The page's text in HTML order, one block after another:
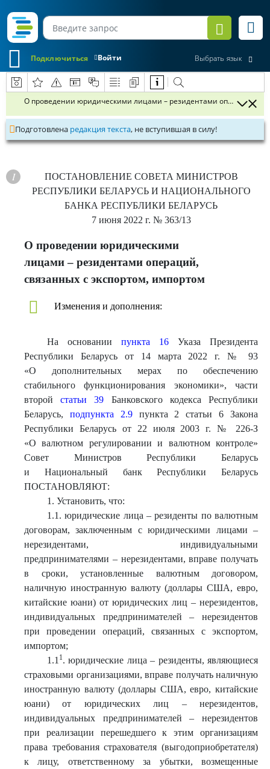
Войти
Подключиться Выбрать язык
О проведении юридическими лицами – резидентами операций,
Подготовлена редакция текста, не вступившая в силу!
ПОСТАНОВЛЕНИЕ СОВЕТА МИНИСТРОВ
РЕСПУБЛИКИ БЕЛАРУСЬ И НАЦИОНАЛЬНОГО
БАНКА РЕСПУБЛИКИ БЕЛАРУСЬ
7 июня 2022 г. № 363/13
О проведении юридическими
лицами – резидентами операций,
связанных с экспортом, импортом
Изменения и дополнения:
На основании пункта 16Указа Президента
Республики Беларусь от 14 марта 2022 г. № 93
«О дополнительных мерах по обеспечению
стабильного функционирования экономики», части
второйстатьи 39 Банковского кодекса Республики
Беларусь, подпункта 2.9пункта 2 статьи 6 Закона
Республики Беларусь от 22 июля 2003 г. № 226-З
«О валютном регулировании и валютном контроле»
Совет Министров Республики Беларусь
и Национальный банк Республики Беларусь
ПОСТАНОВЛЯЮТ:
1. Установить, что:
1.1. юридические лица – резиденты по валютным
договорам, заключенным с юридическими лицами –
нерезидентами, индивидуальными
предпринимателями – нерезидентами, вправе получать
в сроки, установленные валютным договором,
наличную иностранную валюту (доллары США, евро,
китайские юани) от юридических лиц – нерезидентов,
индивидуальных предпринимателей – нерезидентов
при проведении операций, связанных с экспортом,
импортом;
1.1 1. юридические лица – резиденты, являющиеся
страховыми организациями, вправе получать наличную
иностранную валюту (доллары США, евро, китайские
юани) от юридических лиц – нерезидентов,
индивидуальных предпринимателей – нерезидентов
при реализации перешедшего к этим организациям
права требования страхователя (выгодоприобретателя)
к лицу, ответственному за убытки, возмещенные